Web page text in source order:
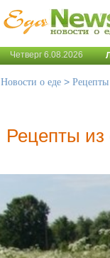
Четверг 6.08.2026
Новости о еде > Рецепты
Рецепты из